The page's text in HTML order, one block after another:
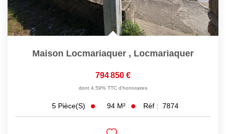
Maison Locmariaquer , Locmariaquer
794 850 €
dont 4,59% TTC d'honoraires
5 Pièce(s) 94 M² Réf : 7874